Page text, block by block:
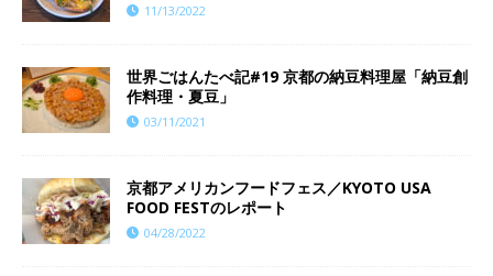
11/13/2022
世界ごはんたべ記#19 京都の納豆料理屋「納豆創
作料理・夏豆」
03/11/2021
京都アメリカンフードフェス／KYOTO USA
FOOD FESTのレポート
04/28/2022